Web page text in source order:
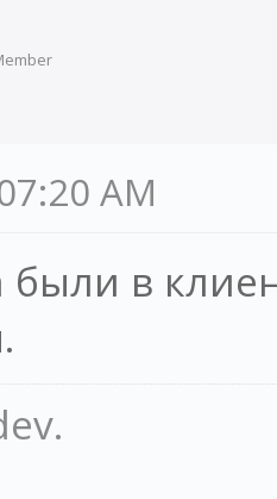
AM
были в